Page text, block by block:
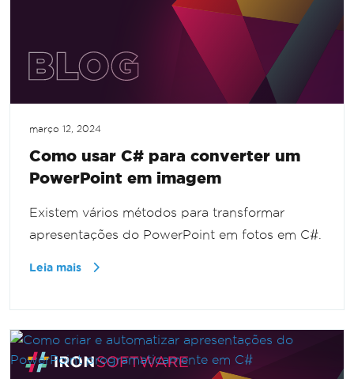
março 12, 2024
Como usar C# para converter um
PowerPoint em imagem
Existem vários métodos para transformar
apresentações do PowerPoint em fotos em C#.
Leia mais